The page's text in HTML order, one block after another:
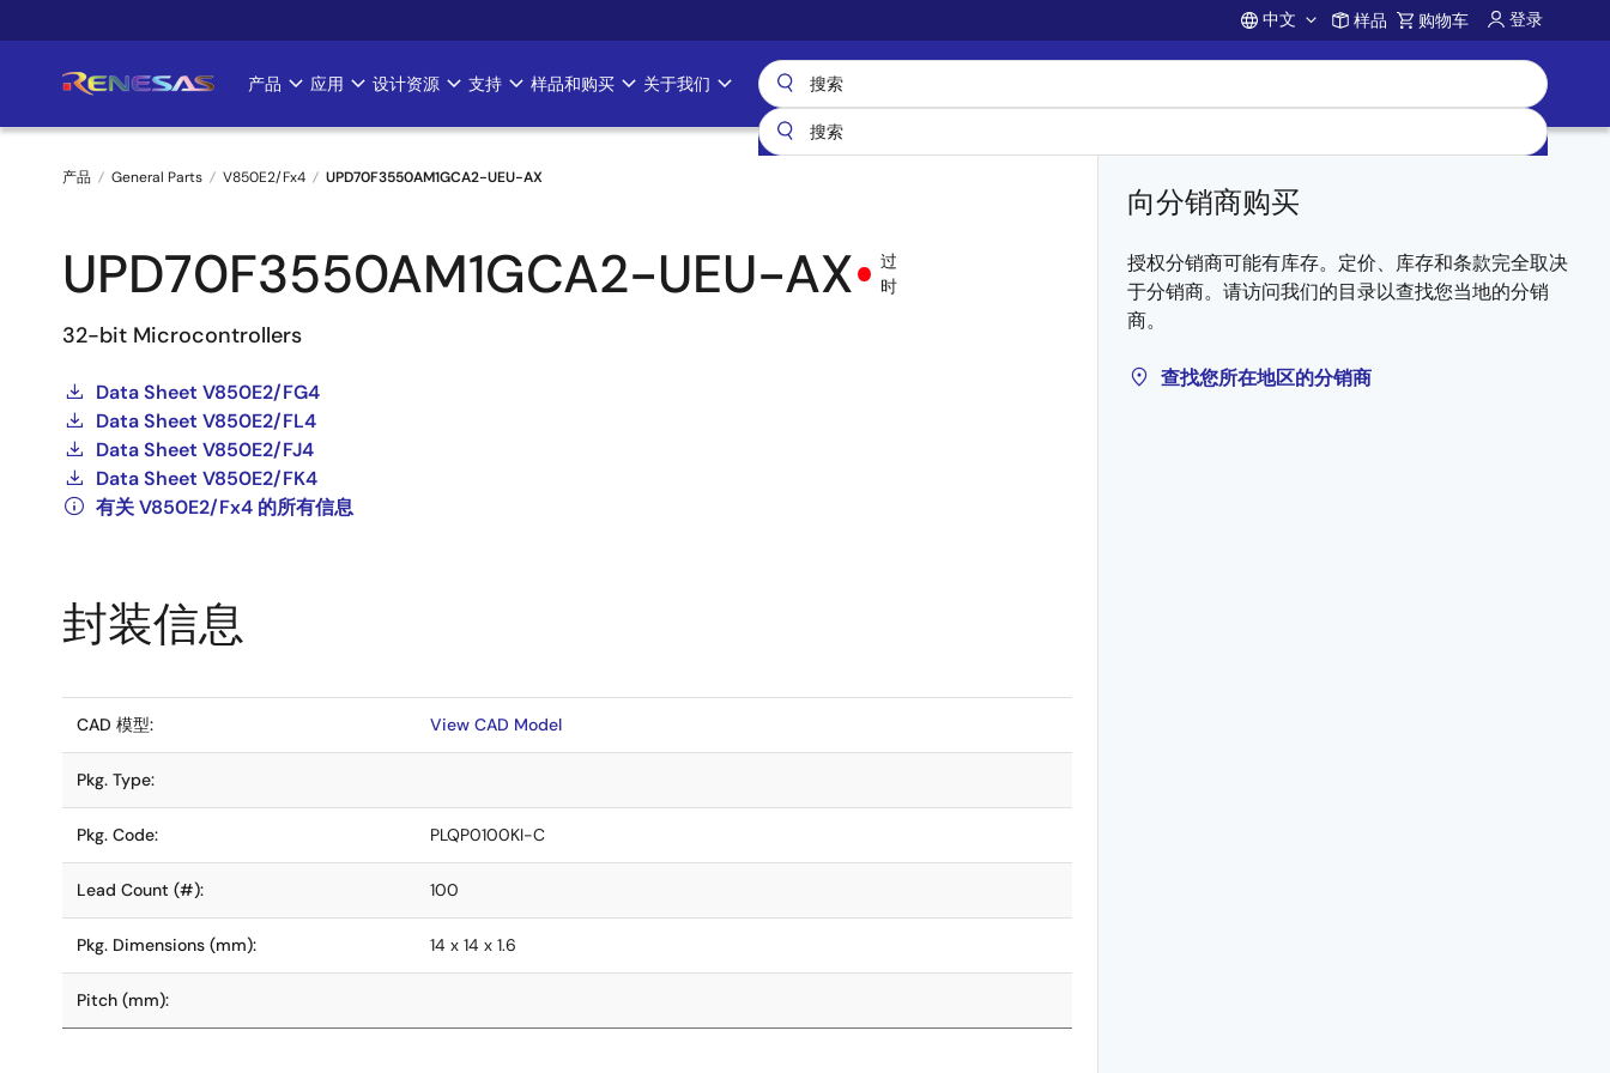
转
要
Account
中文 样品 购物车 登录
Main
navigation
产品 应用 设计资源 支持 样品和购买 关于我们
包
屑
产品 General Parts V850E2/Fx4 UPD70F3550AM1GCA2-UEU-AX
UPD70F3550AM1GCA2-UEU-AX
过
时
32-bit Microcontrollers
Data Sheet V850E2/FG4
Data Sheet V850E2/FL4
Data Sheet V850E2/FJ4
Data Sheet V850E2/FK4
有关 V850E2/Fx4 的所有信息
向分销商购买
授权分销商可能有库存。定价、库存和条款完全取决
于分销商。请访问我们的目录以查找您当地的分销
商。
查找您所在地区的分销商
封装信息
CAD 模型: View CAD Model
Pkg. Type:
Pkg. Code: PLQP0100KI-C
Lead Count (#): 100
Pkg. Dimensions (mm): 14 x 14 x 1.6
Pitch (mm):